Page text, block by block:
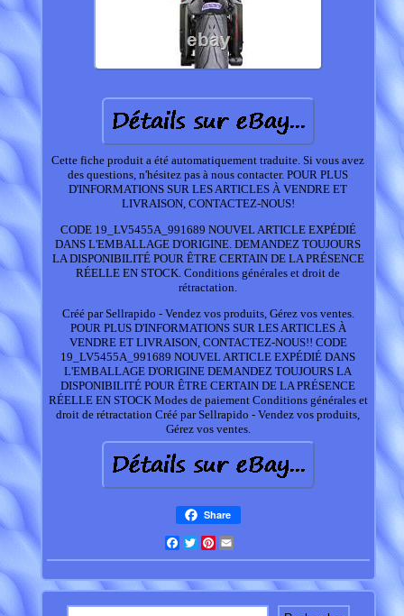
Cette fiche produit a été automatiquement traduite. Si vous avez
des questions, n'hésitez pas à nous contacter. POUR PLUS
D'INFORMATIONS SUR LES ARTICLES À VENDRE ET
LIVRAISON, CONTACTEZ-NOUS!
CODE 19_LV5455A_991689 NOUVEL ARTICLE EXPÉDIÉ
DANS L'EMBALLAGE D'ORIGINE. DEMANDEZ TOUJOURS
LA DISPONIBILITÉ POUR ÊTRE CERTAIN DE LA PRÉSENCE
RÉELLE EN STOCK. Conditions générales et droit de
rétractation.
Créé par Sellrapido - Vendez vos produits, Gérez vos ventes.
POUR PLUS D'INFORMATIONS SUR LES ARTICLES À
VENDRE ET LIVRAISON, CONTACTEZ-NOUS!! CODE
19_LV5455A_991689 NOUVEL ARTICLE EXPÉDIÉ DANS
L'EMBALLAGE D'ORIGINE DEMANDEZ TOUJOURS LA
DISPONIBILITÉ POUR ÊTRE CERTAIN DE LA PRÉSENCE
RÉELLE EN STOCK Modes de paiement Conditions générales et
droit de rétractation Créé par Sellrapido - Vendez vos produits,
Gérez vos ventes.
Share
Facebook
TwitterPinterest